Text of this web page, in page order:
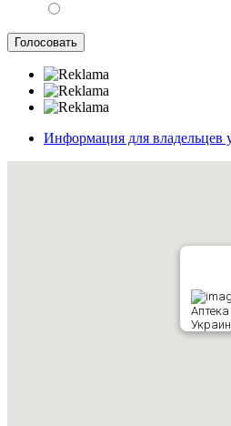
Информация для владельцев